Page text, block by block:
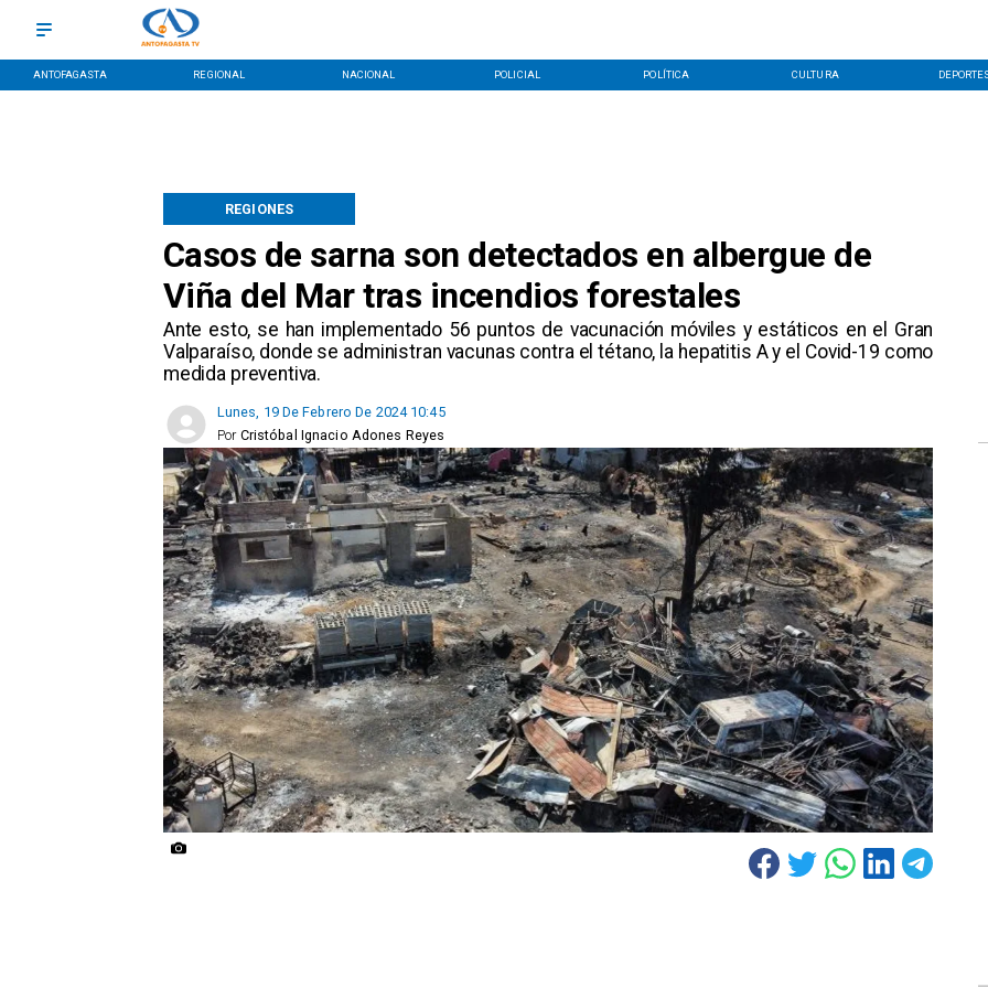
ANTOFAGASTA REGIONAL NACIONAL POLICIAL POLÍTICA CULTURA
Casos de sarna son detectados en albergue de
Viña del Mar tras incendios forestales
Ante esto, se han implementado 56 puntos de vacunación móviles y estáticos en el Gran
Valparaíso, donde se administran vacunas contra el tétano, la hepatitis A y el Covid-19 como
medida preventiva.
REGIONES
Lunes, 19 De Febrero De 2024 10:45
Cristóbal Ignacio Adones Reyes
Por